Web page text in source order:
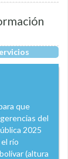
que
del
2025
río
(altura